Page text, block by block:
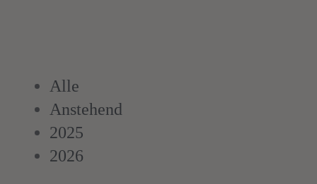
Alle
Anstehend
2025
2026